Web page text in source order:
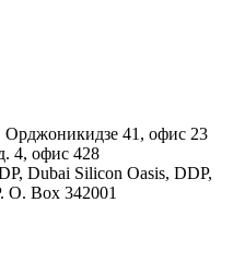
Орджоникидзе 41, офис 23
4, офис 428
Dubai Silicon Oasis, DDP,
O. Box 342001